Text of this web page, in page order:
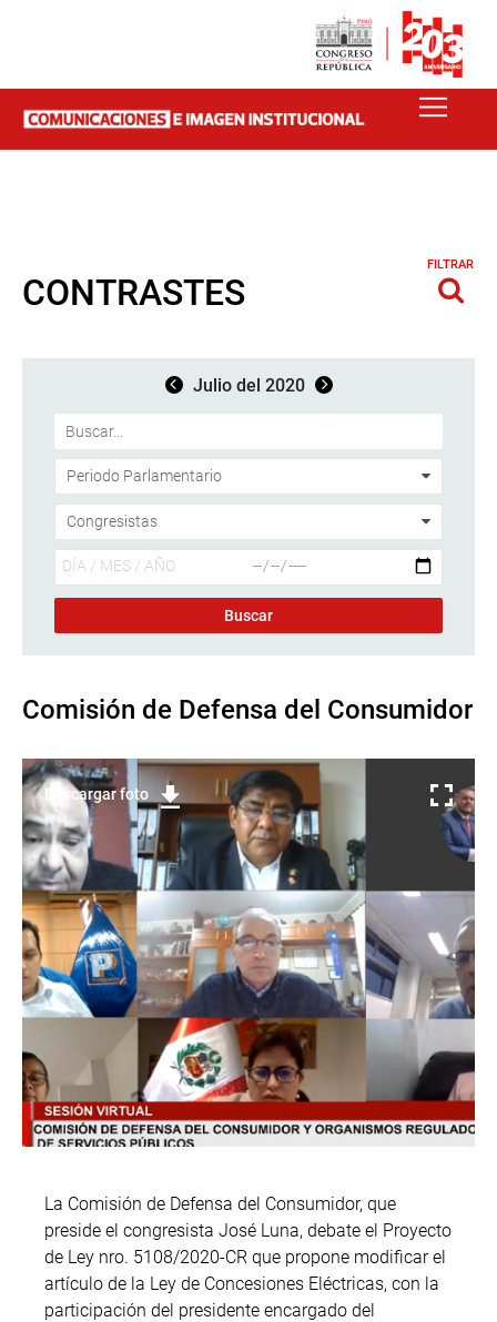
CONTRASTES
FILTRAR
Julio del 2020
Comisión de Defensa del Consumidor
Descargar foto
La Comisión de Defensa del Consumidor, que
preside el congresista José Luna, debate el Proyecto
de Ley nro. 5108/2020-CR que propone modificar el
artículo de la Ley de Concesiones Eléctricas, con la
participación del presidente encargado del